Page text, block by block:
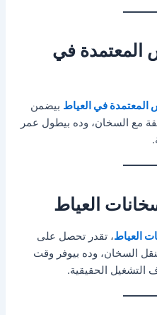
المعتمدة في
في العياط بيضمن
مع السخان، وده بيطول عمر
العياط
العياط، تقدر تحصل على
السخان، وده بيوفر وقت
التشغيل الحقيقية.